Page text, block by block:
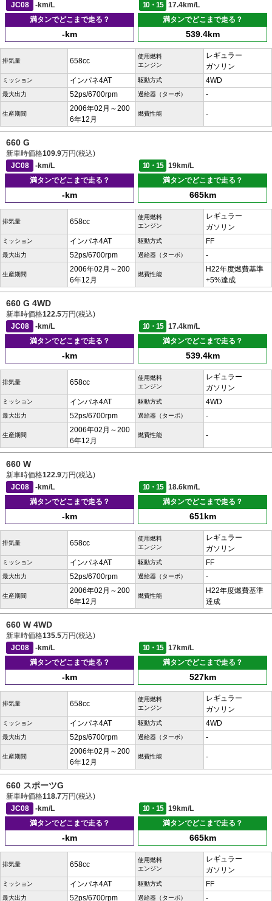
JC08
-km/L 10・15
17.4km/L
満タンでどこまで走る？
-km
満タンでどこまで走る？
539.4km
排気量 658cc
使用燃料
エンジン
レギュラー
ガソリン
ミッション インパネ4AT 駆動方式 4WD
最大出力 52ps/6700rpm 過給器（ターボ） -
生産期間
2006年02月～200
6年12月
燃費性能 -
660 G
新車時価格109.9万円(税込)
JC08
-km/L 10・15
19km/L
満タンでどこまで走る？
-km
満タンでどこまで走る？
665km
排気量 658cc
使用燃料
エンジン
レギュラー
ガソリン
ミッション インパネ4AT 駆動方式 FF
最大出力 52ps/6700rpm 過給器（ターボ） -
生産期間
2006年02月～200
6年12月
燃費性能
H22年度燃費基準
+5%達成
660 G 4WD
新車時価格122.5万円(税込)
JC08
-km/L 10・15
17.4km/L
満タンでどこまで走る？
-km
満タンでどこまで走る？
539.4km
排気量 658cc
使用燃料
エンジン
レギュラー
ガソリン
ミッション インパネ4AT 駆動方式 4WD
最大出力 52ps/6700rpm 過給器（ターボ） -
生産期間
2006年02月～200
6年12月
燃費性能 -
660 W
新車時価格122.9万円(税込)
JC08
-km/L 10・15
18.6km/L
満タンでどこまで走る？
-km
満タンでどこまで走る？
651km
排気量 658cc
使用燃料
エンジン
レギュラー
ガソリン
ミッション インパネ4AT 駆動方式 FF
最大出力 52ps/6700rpm 過給器（ターボ） -
生産期間
2006年02月～200
6年12月
燃費性能
H22年度燃費基準
達成
660 W 4WD
新車時価格135.5万円(税込)
JC08
-km/L 10・15
17km/L
満タンでどこまで走る？
-km
満タンでどこまで走る？
527km
排気量 658cc
使用燃料
エンジン
レギュラー
ガソリン
ミッション インパネ4AT 駆動方式 4WD
最大出力 52ps/6700rpm 過給器（ターボ） -
生産期間
2006年02月～200
6年12月
燃費性能 -
660 スポーツG
新車時価格118.7万円(税込)
JC08
-km/L 10・15
19km/L
満タンでどこまで走る？
-km
満タンでどこまで走る？
665km
排気量 658cc
使用燃料
エンジン
レギュラー
ガソリン
ミッション インパネ4AT 駆動方式 FF
最大出力 52ps/6700rpm 過給器（ターボ） -